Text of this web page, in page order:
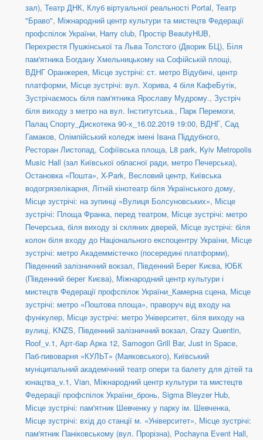
зал), Театр ДНК, Клуб віртуальної реальності Portal, Театр
"Браво", Міжнародний центр культури та мистецтв Федерації
профспілок України, Harry club, Простір BeautyHUB,
Перехрестя Пушкінської та Льва Толстого (Дворик БЦ), Біля
пам'ятника Богдану Хмельницькому на Софійській площі,
ВДНГ Оранжерея, Місце зустрічі: ст. метро Відубичі, центр
платформи, Місце зустрічі: вул. Хорива, 4 біля КафеБутік,
Зустрічаємось біля пам'ятника Ярославу Мудрому., Зустріч
біля виходу з метро на вул. Інститутська., Парк Перемоги,
Палац Спорту_Дискотека 90-х_16.02.2019 19:00, ВДНГ, Сад
Гамаков, Олімпійський коледж імені Івана Піддубного,
Ресторан Листопад, Софіївська площа, L8 park, Kyiv Metropolis
Music Hall (зал Київської обласної ради, метро Печерська),
Остановка «Пошта», X-Park, Весловий центр, Київська
водогрязелікарня, Літній кінотеатр біля Українського дому,
Місце зустрічі: на зупинці «Вулиця Болсуновських», Місце
зустрічі: Площа Франка, перед театром, Місце зустрічі: метро
Печерська, біля виходу зі скляних дверей, Місце зустрічі: біля
колон біля входу до Національного експоцентру України, Місце
зустрічі: метро Академмістечко (посередині платформи),
Південний залізничний вокзал, Південний Берег Києва, ЮБК
(Південний берег Києва), Міжнародний центр культури і
мистецтв Федерації профспілок України_Камерна сцена, Місце
зустрічі: метро «Поштова площа», праворуч від входу на
фунікулер, Місце зустрічі: метро Університет, біля виходу на
вулиці, KNZS, Південний залізничний вокзал, Crazy Quentin,
Roof_v.1, Арт-бар Арка 12, Samogon Grill Bar, Just in Space,
Паб-пивоварня «КУЛЬТ» (Маяковського), Київський
муніципальний академічний театр опери та балету для дітей та
юнацтва_v.1, Vian, Міжнародний центр культури та мистецтв
Федерації профспілок України_бронь, Sigma Bleyzer Hub,
Місце зустрічі: пам'ятник Шевченку у парку ім. Шевченка,
Місце зустрічі: вхід до станції м. «Університет», Місце зустрічі:
пам'ятник Паніковському (вул. Прорізна), Pochayna Event Hall,